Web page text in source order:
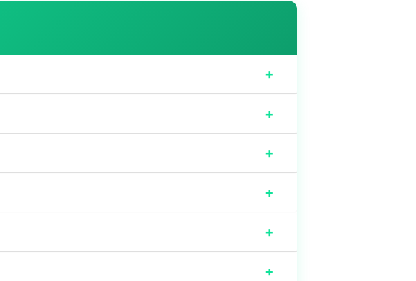
+
+
+
+
+
+